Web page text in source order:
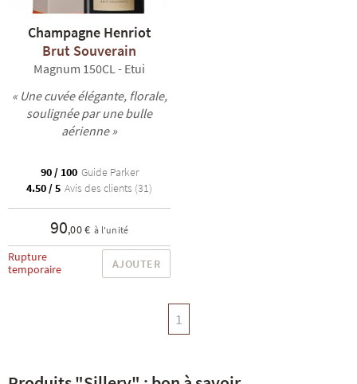
Champagne Henriot
Brut Souverain
Magnum 150CL - Etui
« Une cuvée élégante, florale,
soulignée par une bulle
aérienne »
90 / 100 Guide Parker
4.50 / 5 Avis des clients (31)
90,00 € à l'unité
Rupture
temporaire
AJOUTER
1